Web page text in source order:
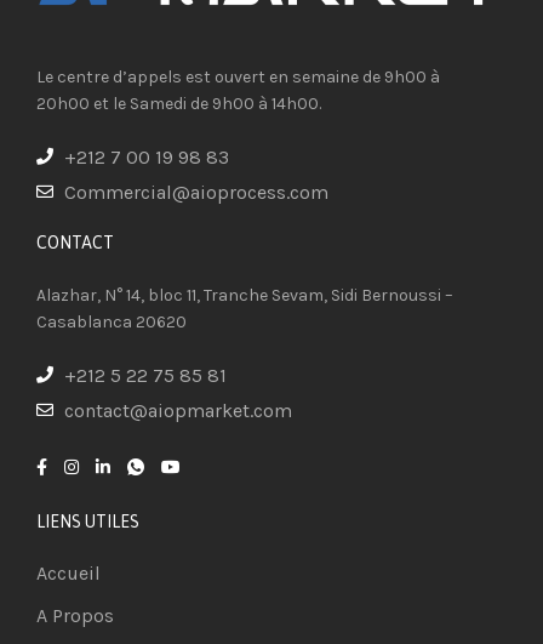
Le centre d’appels est ouvert en semaine de 9h00 à
20h00 et le Samedi de 9h00 à 14h00.
+212 7 00 19 98 83
Commercial@aioprocess.com
CONTACT​
Alazhar, N° 14, bloc 11, Tranche Sevam, Sidi Bernoussi –
Casablanca 20620
+212 5 22 75 85 81
contact@aiopmarket.com
LIENS UTILES
Accueil
A Propos